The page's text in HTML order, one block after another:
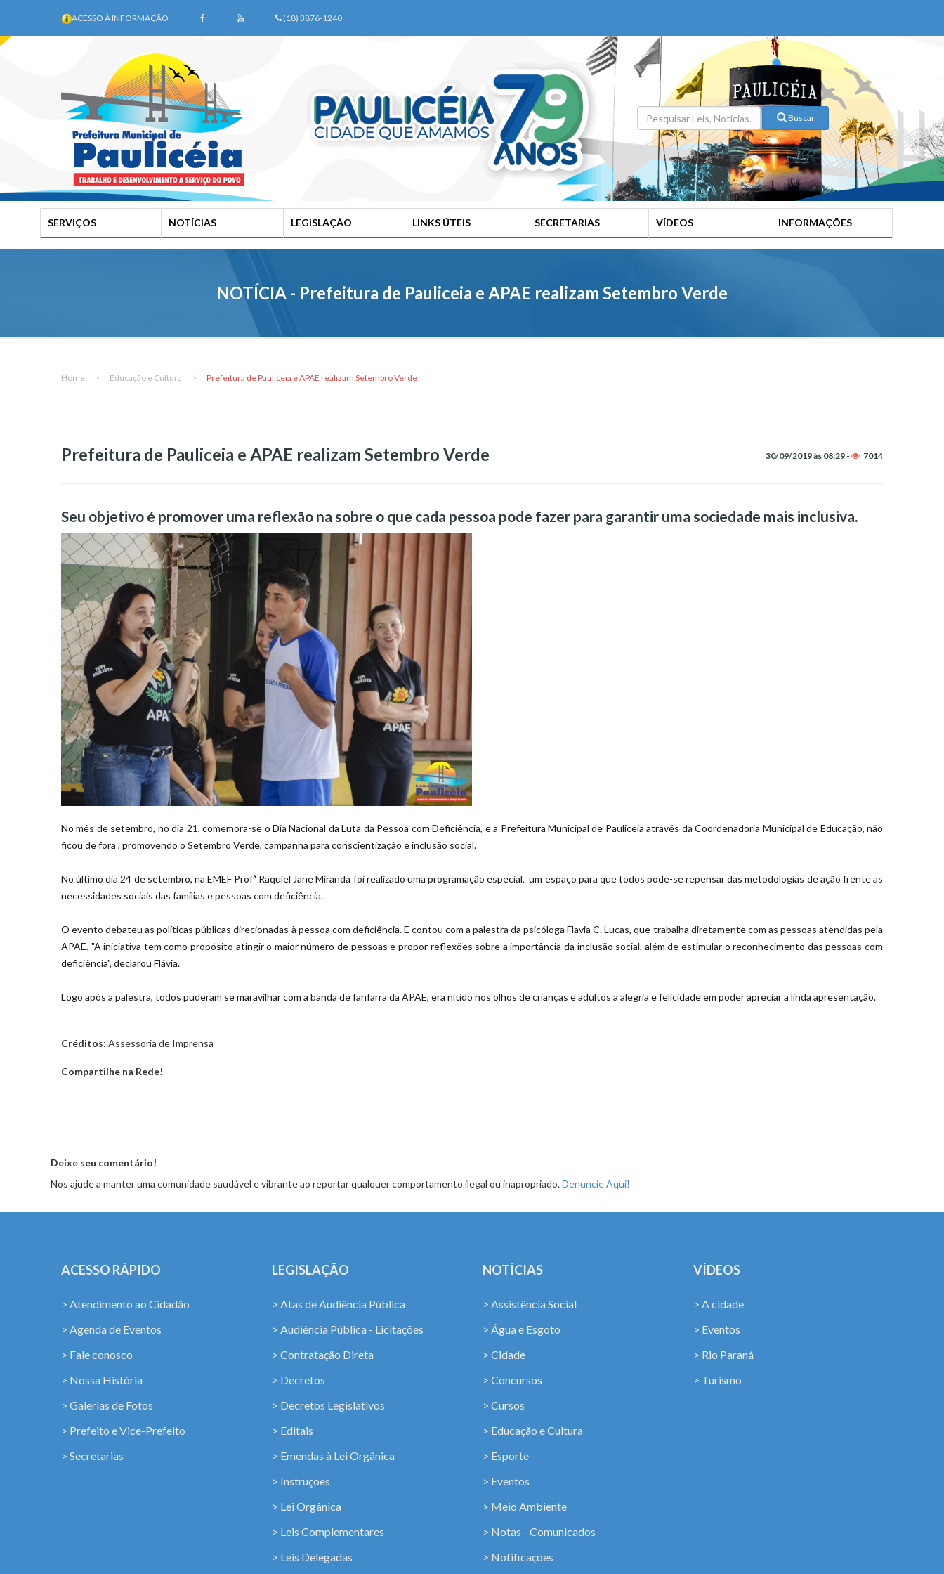
ACESSO À INFORMAÇÃO (18) 3876-1240
Buscar
SERVIÇOS NOTÍCIAS LEGISLAÇÃO LINKS ÚTEIS SECRETARIAS VÍDEOS INFORMAÇÕES
NOTÍCIA - Prefeitura de Pauliceia e APAE realizam Setembro Verde
Home > Educação e Cultura > Prefeitura de Pauliceia e APAE realizam Setembro Verde
Prefeitura de Pauliceia e APAE realizam Setembro Verde
Seu objetivo é promover uma reflexão na sobre o que cada pessoa pode fazer para garantir uma sociedade mais inclusiva.
30/09/2019 às 08:29 - 7014
No mês de setembro, no dia 21, comemora-se o Dia Nacional da Luta da Pessoa com Deficiência, e a Prefeitura Municipal de Pauliceia através da Coordenadoria Municipal de Educação, não
ficou de fora , promovendo o Setembro Verde, campanha para conscientização e inclusão social.
No último dia 24 de setembro, na EMEF Profª Raquiel Jane Miranda foi realizado uma programação especial, um espaço para que todos pode-se repensar das metodologias de ação frente as
necessidades sociais das famílias e pessoas com deficiência.
O evento debateu as políticas públicas direcionadas à pessoa com deficiência. E contou com a palestra da psicóloga Flavia C. Lucas, que trabalha diretamente com as pessoas atendidas pela
APAE. "A iniciativa tem como propósito atingir o maior número de pessoas e propor reflexões sobre a importância da inclusão social, além de estimular o reconhecimento das pessoas com
deficiência", declarou Flávia.
Logo após a palestra, todos puderam se maravilhar com a banda de fanfarra da APAE, era nítido nos olhos de crianças e adultos a alegria e felicidade em poder apreciar a linda apresentação.
Créditos: Assessoria de Imprensa
Compartilhe na Rede!
Deixe seu comentário!
Nos ajude a manter uma comunidade saudável e vibrante ao reportar qualquer comportamento ilegal ou inapropriado.Denuncie Aqui!
ACESSO RÁPIDO
> Atendimento ao Cidadão
> Agenda de Eventos
> Fale conosco
> Nossa História
> Galerias de Fotos
> Prefeito e Vice-Prefeito
> Secretarias
LEGISLAÇÃO
> Atas de Audiência Pública
> Audiência Pública - Licitações
> Contratação Direta
> Decretos
> Decretos Legislativos
> Editais
> Emendas à Lei Orgânica
> Instruções
> Lei Orgânica
> Leis Complementares
> Leis Delegadas
NOTÍCIAS
> Assistência Social
> Água e Esgoto
> Cidade
> Concursos
> Cursos
> Educação e Cultura
> Esporte
> Eventos
> Meio Ambiente
> Notas - Comunicados
> Notificações
VÍDEOS
> A cidade
> Eventos
> Rio Paraná
> Turismo